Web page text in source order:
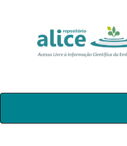
Skip